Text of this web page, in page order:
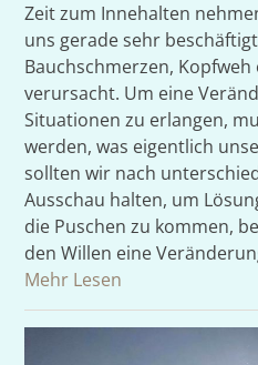
Zeit zum Innehalten
uns gerade sehr
Bauchschmerzen,
verursacht. Um eine
Situationen zu erlangen,
werden, was eigentlich
sollten wir nach
Ausschau halten, um
die Puschen zu kommen,
den Willen eine
Mehr Lesen